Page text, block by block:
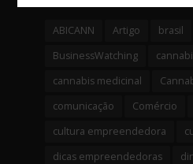
ABICANN Artigo brasil
BusinessWatching
cannabis medicinal
comunicação
Comércio
cultura empreendedora
dicas empreendedoras